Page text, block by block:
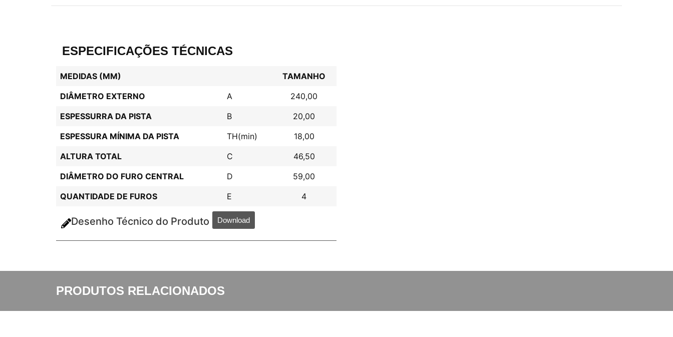
ESPECIFICAÇÕES TÉCNICAS
MEDIDAS (MM)
TAMANHO
DIÂMETRO EXTERNO
A
240,00
ESPESSURRA DA PISTA
B
20,00
ESPESSURA MÍNIMA DA PISTA
TH(min)
18,00
ALTURA TOTAL
C
46,50
DIÂMETRO DO FURO CENTRAL
D
59,00
QUANTIDADE DE FUROS
E 4
Desenho Técnico do Produto Download
PRODUTOS RELACIONADOS